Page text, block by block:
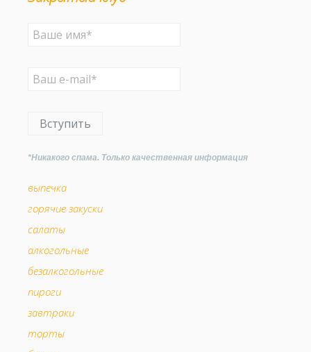
Вступить
*Никакого спама. Только качественная информация
выпечка
горячие закуски
салаты
алкогольные
безалкогольные
пироги
завтраки
торты